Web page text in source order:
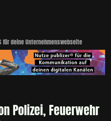
für deine Unternehmenswebseite
Polizei, Feuerwehr